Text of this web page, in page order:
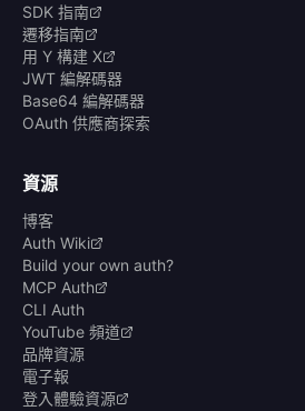
SDK 指南
遷移指南
用 Y 構建 X
JWT 編解碼器
Base64 編解碼器
OAuth 供應商探索
資源
博客
Auth Wiki
Build your own auth?
MCP Auth
CLI Auth
YouTube 頻道
品牌資源
電子報
登入體驗資源